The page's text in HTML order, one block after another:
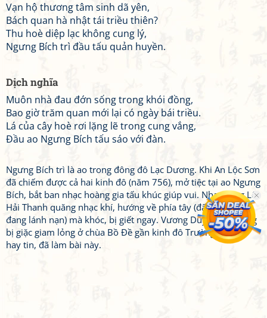
Vạn hộ thương tâm sinh dã yên,
Bách quan hà nhật tái triều thiên?
Thu hoè diệp lạc không cung lý,
Ngưng Bích trì đầu tấu quản huyền.
Dịch nghĩa
Muôn nhà đau đớn sống trong khói đồng,
Bao giờ trăm quan mới lại có ngày bái triều.
Lá của cây hoè rơi lặng lẽ trong cung vắng,
Đầu ao Ngưng Bích tấu sáo với đàn.
Ngưng Bích trì là ao trong đông đô Lạc Dương. Khi An Lộc Sơn
đã chiếm được cả hai kinh đô (năm 756), mở tiệc tại ao Ngưng
Bích, bắt ban nhạc hoàng gia tấu khúc giúp vui. Nhạc công Lôi
Hải Thanh quăng nhạc khí, hướng về phía tây (đất Thục vua
đang lánh nạn) mà khóc, bị giết ngay. Vương Duy lúc đó đang
bị giặc giam lỏng ở chùa Bồ Đề gần kinh đô Trường An, khi
hay tin, đã làm bài này.